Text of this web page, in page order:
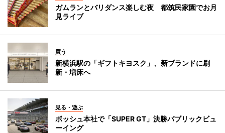
ガムランとバリダンス楽しむ夜 都筑民家園でお月
見ライブ
買う
新横浜駅の「ギフトキヨスク」、新ブランドに刷
新・増床へ
見る・遊ぶ
ボッシュ本社で「SUPER GT」決勝パブリックビュ
ーイング